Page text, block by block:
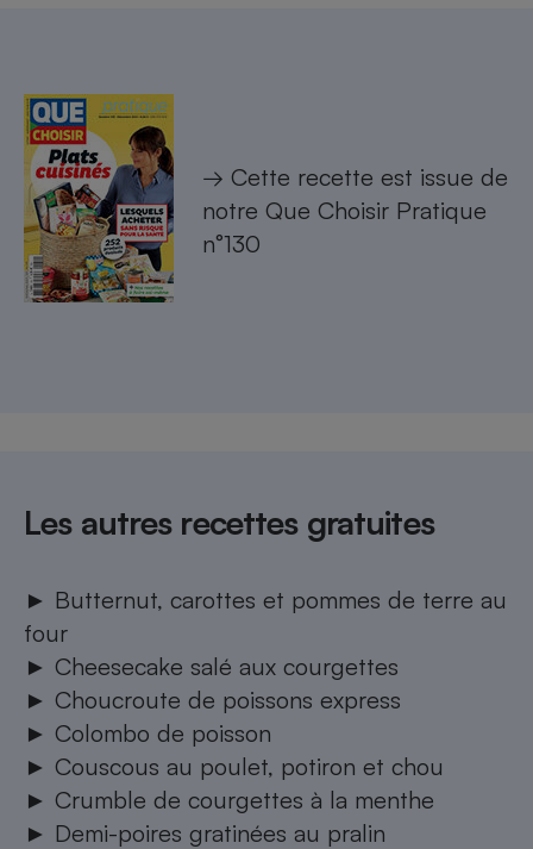
→ Cette recette est issue de
notre Que Choisir Pratique
n°130
Les autres recettes gratuites
► Butternut, carottes et pommes de terre au
four
► Cheesecake salé aux courgettes
► Choucroute de poissons express
► Colombo de poisson
► Couscous au poulet, potiron et chou
► Crumble de courgettes à la menthe
► Demi-poires gratinées au pralin